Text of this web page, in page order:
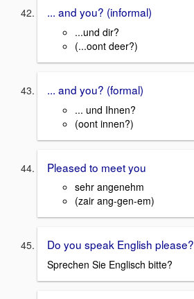
... and you? (informal)
...und dir?
(...oont deer?)
... and you? (formal)
... und Ihnen?
(oont innen?)
Pleased to meet you
sehr angenehm
(zair ang-gen-em)
Do you speak English please?
Sprechen Sie Englisch bitte?